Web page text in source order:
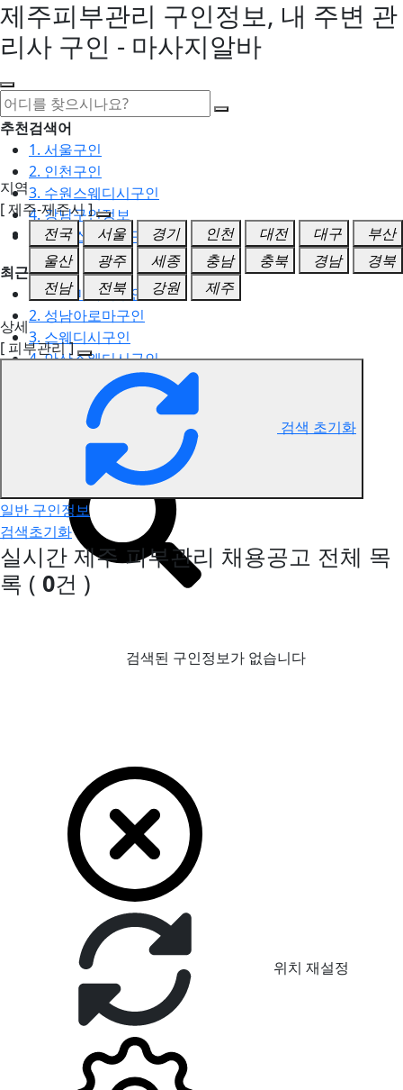
제주피부관리 구인정보, 내 주변 관
리사 구인 - 마사지알바
추천검색어
1. 서울구인
2. 인천구인
3. 수원스웨디시구인
4. 강남구인정보
5. 동탄스웨디시구인
최근검색어
1. 일산마사지구인
2. 성남아로마구인
3. 스웨디시구인
4. 안산스웨디시구인
5. 아로마구인
제주 피부관리 구인정보
지역
[ 제주-제주시 ]
전국
서울 경기 인천 대전 대구
부산
울산
광주 세종 충남 충북 경남
경북
전남
전북 강원
제주
상세
[ 피부관리 ]
검색 초기화
일반 구인정보
검색초기화
실시간 제주 피부관리 채용공고 전체 목
록 ( 0건 )
검색된 구인정보가 없습니다
위치 재설정